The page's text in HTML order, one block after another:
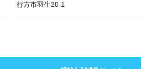
行方市羽生20-1